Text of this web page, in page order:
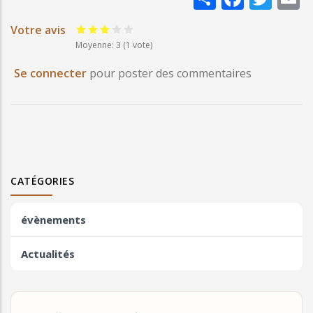
Votre avis
Moyenne: 3 (1 vote)
Se connecter pour poster des commentaires
CATÉGORIES
évènements
Actualités